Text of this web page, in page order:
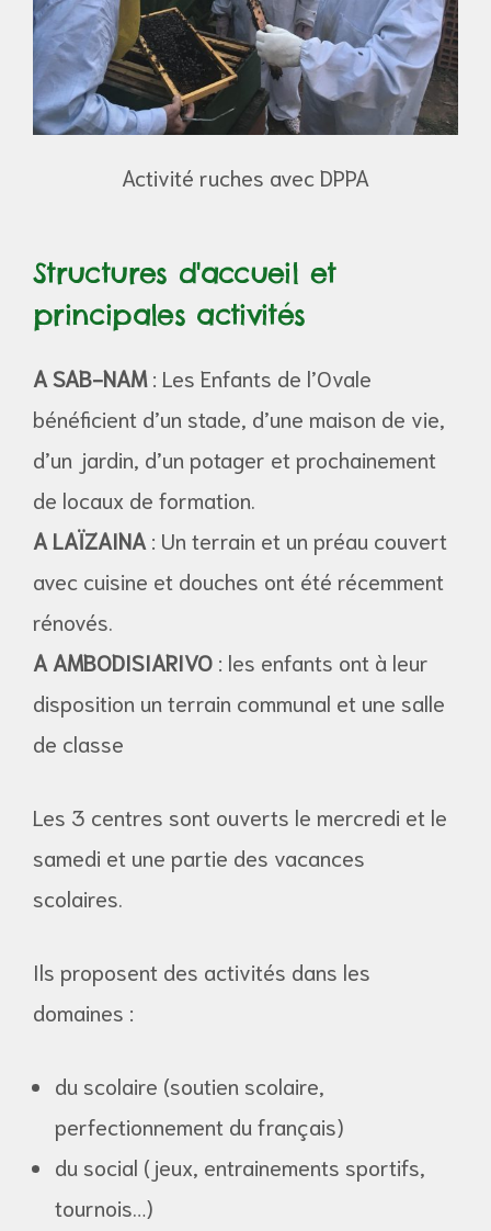
Activité ruches avec DPPA
Structures d'accueil et
principales activités
A SAB-NAM: Les Enfants de l’Ovale
bénéficient d’un stade, d’une maison de vie,
d’un jardin, d’un potager et prochainement
de locaux de formation.
A LAÏZAINA : Un terrain et un préau couvert
avec cuisine et douches ont été récemment
rénovés.
A AMBODISIARIVO : les enfants ont à leur
disposition un terrain communal et une salle
de classe
Les 3 centres sont ouverts le mercredi et le
samedi et une partie des vacances
scolaires.
Ils proposent des activités dans les
domaines :
du scolaire (soutien scolaire,
perfectionnement du français)
du social (jeux, entrainements sportifs,
tournois…)